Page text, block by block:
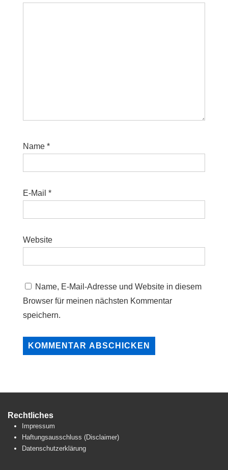
Name *
E-Mail *
Website
Name, E-Mail-Adresse und Website in diesem
Browser für meinen nächsten Kommentar
speichern.
Rechtliches
Impressum
Haftungsausschluss (Disclaimer)
Datenschutzerklärung